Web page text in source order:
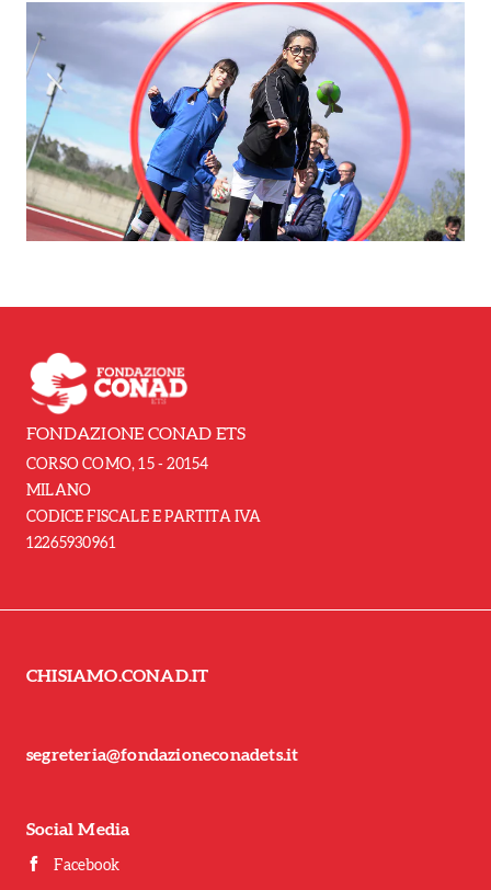
FONDAZIONE CONAD ETS
CORSO COMO, 15 - 20154
MILANO
CODICE FISCALE E PARTITA IVA
12265930961
CHISIAMO.CONAD.IT
segreteria@fondazioneconadets.it
Social Media
Facebook